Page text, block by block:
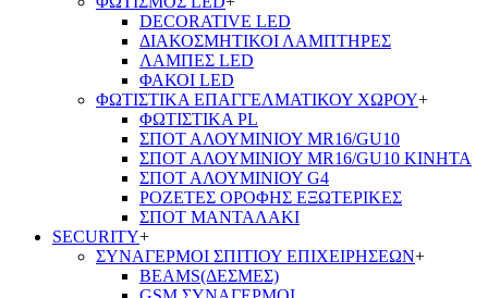
DECORATIVE LED
ΔΙΑΚΟΣΜΗΤΙΚΟΙ ΛΑΜΠΤΗΡΕΣ
ΛΑΜΠΕΣ LED
ΦΑΚΟΙ LED
ΦΩΤΙΣΤΙΚΑ ΕΠΑΓΓΕΛΜΑΤΙΚΟΥ ΧΩΡΟΥ+
ΦΩΤΙΣΤΙΚΑ PL
ΣΠΟΤ ΑΛΟΥΜΙΝΙΟΥ MR16/GU10
ΣΠΟΤ ΑΛΟΥΜΙΝΙΟΥ MR16/GU10 ΚΙΝΗΤΑ
ΣΠΟΤ ΑΛΟΥΜΙΝΙΟΥ G4
ΡΟΖΕΤΕΣ ΟΡΟΦΗΣ ΕΞΩΤΕΡΙΚΕΣ
ΣΠΟΤ ΜΑΝΤΑΛΑΚΙ
SECURITY+
ΣΥΝΑΓΕΡΜΟΙ ΣΠΙΤΙΟΥ ΕΠΙΧΕΙΡΗΣΕΩΝ+
BEAMS(ΔΕΣΜΕΣ)